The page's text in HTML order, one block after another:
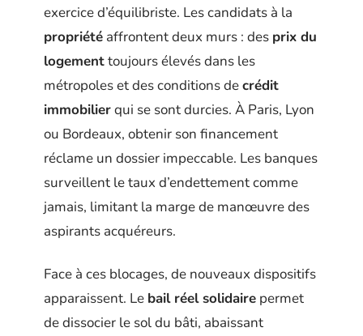
exercice d’équilibriste. Les candidats à la
propriété affrontent deux murs : des prix du
logementtoujours élevés dans les
métropoles et des conditions decrédit
immobilierqui se sont durcies. À Paris, Lyon
ou Bordeaux, obtenir son financement
réclame un dossier impeccable. Les banques
surveillent le taux d’endettement comme
jamais, limitant la marge de manœuvre des
aspirants acquéreurs.
Face à ces blocages, de nouveaux dispositifs
apparaissent. Le bail réel solidaire permet
de dissocier le sol du bâti, abaissant